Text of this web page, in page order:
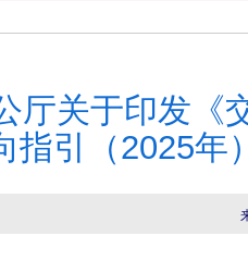
厅关于印发《
指引（2025年